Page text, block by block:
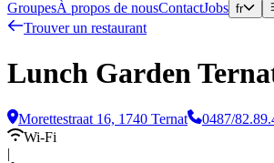
GroupesÀ propos de nousContactJobs fr
Trouver un restaurant
Lunch Garden
Morettestraat 16, 1740 Ternat
0487/
Wi-Fi
|